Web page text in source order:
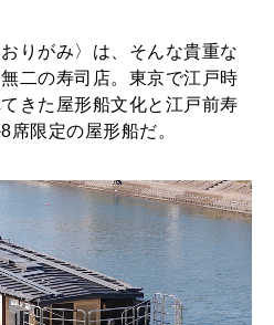
特集
しく遊ぶ、夏のご褒美旅。」
お茶の時間です。』
教えてくれた 本当の歩き方。」
ドが生まれる 新しい一流店へ。」
MOOK
りがみ〉は、そんな貴重な
二の寿司店。東京で江戸時
きた屋形船文化と江戸前寿
限定の屋形船だ。